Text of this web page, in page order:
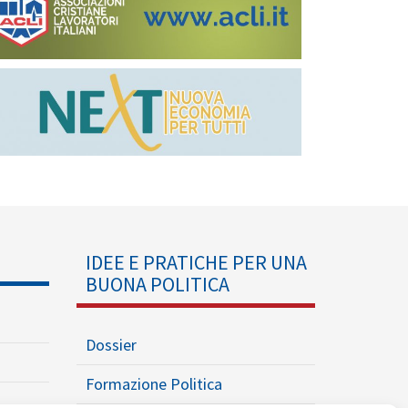
IDEE E PRATICHE PER UNA
BUONA POLITICA
Dossier
Formazione Politica